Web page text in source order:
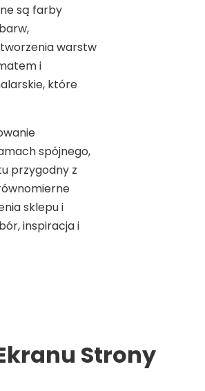
są farby
warstw
i
które
spójnego,
przygodny z
sklepu i
inspiracja i
Strony